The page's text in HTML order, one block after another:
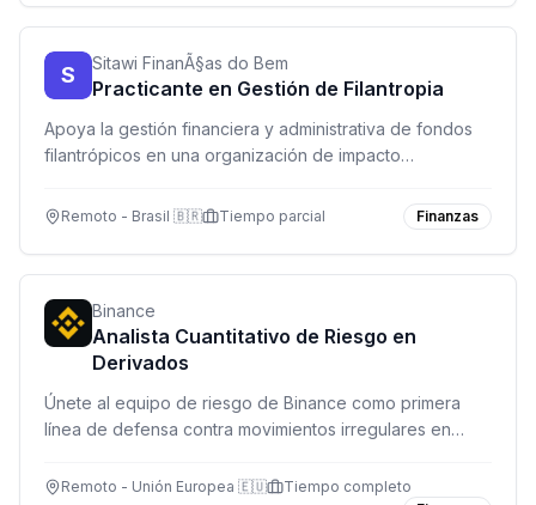
S Sitawi FinanÃ§as do Bem
Practicante en Gestión de Filantropia
Apoya la gestión financiera y administrativa de fondos
filantrópicos en una organización de impacto
ocasionales presenciales.
Remoto - Brasil 🇧🇷 Tiempo parcial Finanzas
Binance
Analista Cuantitativo de Riesgo en
Derivados
Únete al equipo de riesgo de Binance como primera
línea de defensa contra movimientos irregulares en
herramientas de riesgo en tiempo real.
Remoto - Unión Europea 🇪🇺
Tiempo completo